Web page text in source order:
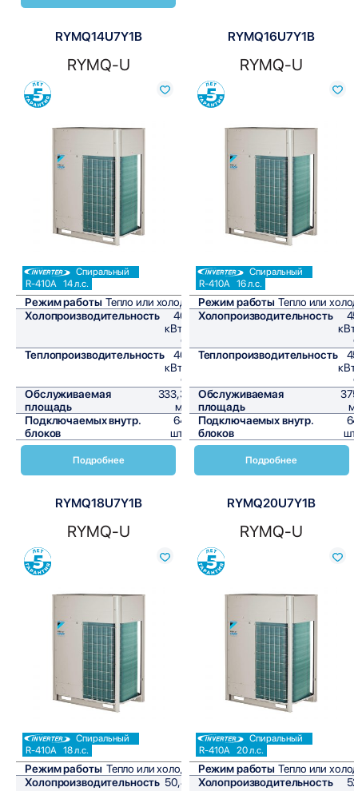
RYMQ14U7Y1B
RYMQ-U
Сравнить
Спиральный
R-410A 14 л.с.
Режим работы Тепло или холод
Холопроизводительность
40
кВт/
ч
Теплопроизводительность
40
кВт/
ч
Обслуживаемая
площадь
333,3
м²
Подключаемых внутр.
блоков
64
шт,
Подробнее
RYMQ16U7Y1B
RYMQ-U
Сравнить
Спиральный
R-410A 16 л.с.
Режим работы Тепло или
Холопроизводительность
Теплопроизводительность
Обслуживаемая
площадь
Подключаемых внутр.
блоков
Подробнее
RYMQ18U7Y1B
RYMQ-U
Сравнить
Спиральный
R-410A 18 л.с.
Режим работы Тепло или холод
Холопроизводительность 50,4
RYMQ20U7Y1B
RYMQ-U
Сравнить
Спиральный
R-410A 20 л.с.
Режим работы Тепло или
Холопроизводительность